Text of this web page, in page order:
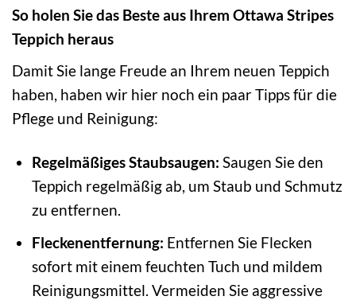
So holen Sie das Beste aus Ihrem Ottawa Stripes
Teppich heraus
Damit Sie lange Freude an Ihrem neuen Teppich
haben, haben wir hier noch ein paar Tipps für die
Pflege und Reinigung:
Regelmäßiges Staubsaugen: Saugen Sie den
Teppich regelmäßig ab, um Staub und Schmutz
zu entfernen.
Fleckenentfernung: Entfernen Sie Flecken
sofort mit einem feuchten Tuch und mildem
Reinigungsmittel. Vermeiden Sie aggressive